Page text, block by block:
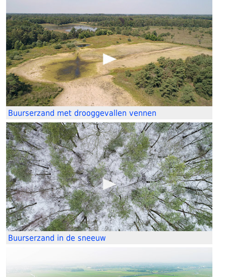
Buurserzand met drooggevallen vennen
Buurserzand in de sneeuw